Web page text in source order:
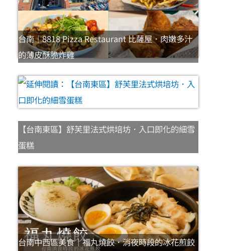
台南｜8818 Pizza Restaurant 比薩屋．肉嫩多汁
的薄皮酥脆炸雞
【台南東區】舒芙里法式烘培坊．入口即化的細雪
蛋糕
台南中西區美食｜福丸燒餃．消夜時段的冰花煎餃